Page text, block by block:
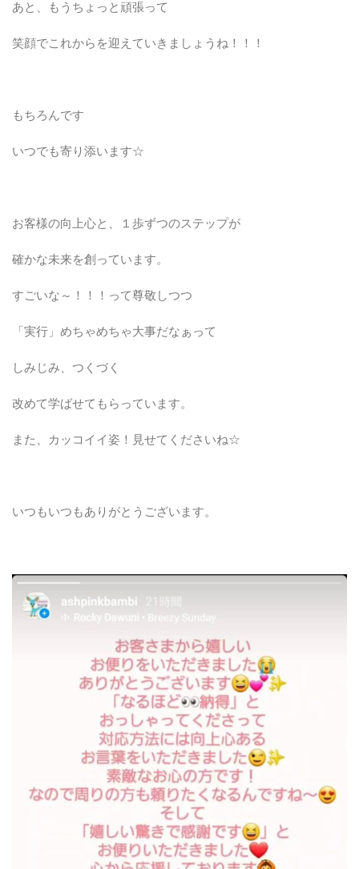
あと、もうちょっと頑張って
笑顔でこれからを迎えていきましょうね！！！
もちろんです
いつでも寄り添います☆
お客様の向上心と、１歩ずつのステップが
確かな未来を創っています。
すごいな～！！！って尊敬しつつ
「実行」めちゃめちゃ大事だなぁって
しみじみ、つくづく
改めて学ばせてもらっています。
また、カッコイイ姿！見せてくださいね☆
いつもいつもありがとうございます。